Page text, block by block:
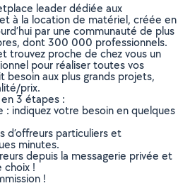
leader dédiée aux
à la location de matériel, créée en
par une communauté de plus
dont 300 000 professionnels.
trouvez proche de chez vous un
pour réaliser toutes vos
aux plus grands projets,
prix.
3 étapes :
: indiquez votre besoin en quelques
d’offreurs particuliers et
minutes.
depuis la messagerie privée et
choix !
!